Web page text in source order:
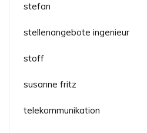
stefan
stellenangebote ingenieur
stoff
susanne fritz
telekommunikation